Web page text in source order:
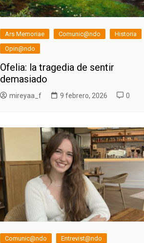
Ars Memoriae Comunic@ndo
Historia
Opin@ndo
Ofelia: la tragedia de sentir
demasiado
mireyaa_f 9 febrero, 2026 0
Comunic@ndo Entrevist@ndo